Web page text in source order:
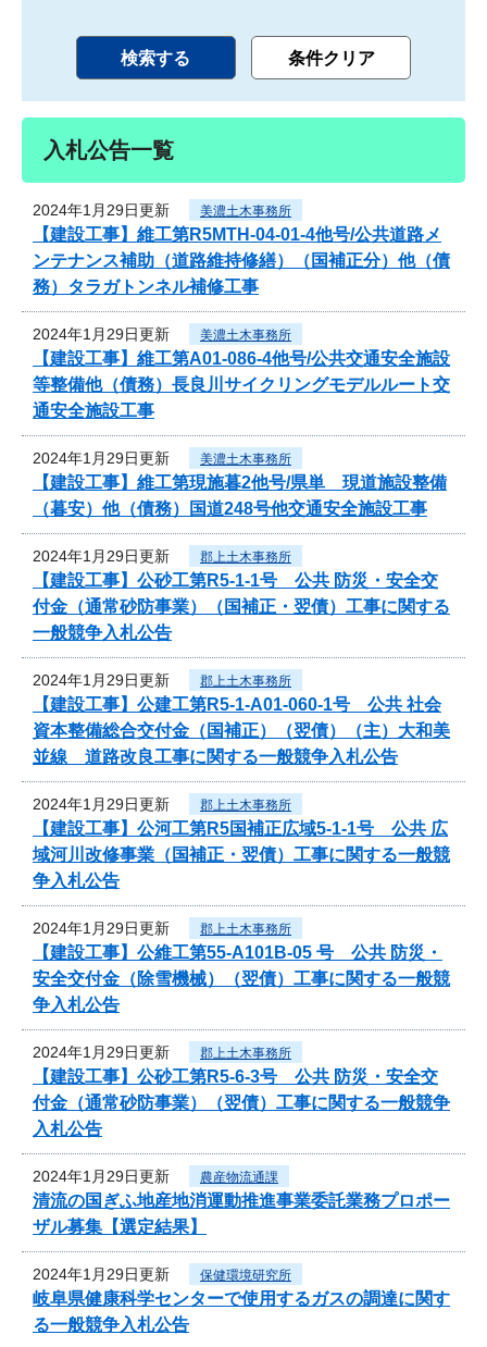
入札公告一覧
2024年1月29日更新 美濃土木事務所
【建設工事】維工第R5MTH-04-01-4他号/公共道路メ
ンテナンス補助（道路維持修繕）（国補正分）他（債
務）タラガトンネル補修工事
2024年1月29日更新 美濃土木事務所
【建設工事】維工第A01-086-4他号/公共交通安全施設
等整備他（債務）長良川サイクリングモデルルート交
通安全施設工事
2024年1月29日更新 美濃土木事務所
【建設工事】維工第現施暮2他号/県単 現道施設整備
（暮安）他（債務）国道248号他交通安全施設工事
2024年1月29日更新 郡上土木事務所
【建設工事】公砂工第R5-1-1号 公共 防災・安全交
付金（通常砂防事業）（国補正・翌債）工事に関する
一般競争入札公告
2024年1月29日更新 郡上土木事務所
【建設工事】公建工第R5-1-A01-060-1号 公共 社会
資本整備総合交付金（国補正）（翌債）（主）大和美
並線 道路改良工事に関する一般競争入札公告
2024年1月29日更新 郡上土木事務所
【建設工事】公河工第R5国補正広域5-1-1号 公共 広
域河川改修事業（国補正・翌債）工事に関する一般競
争入札公告
2024年1月29日更新 郡上土木事務所
【建設工事】公維工第55-A101B-05 号 公共 防災・
安全交付金（除雪機械）（翌債）工事に関する一般競
争入札公告
2024年1月29日更新 郡上土木事務所
【建設工事】公砂工第R5-6-3号 公共 防災・安全交
付金（通常砂防事業）（翌債）工事に関する一般競争
入札公告
2024年1月29日更新 農産物流通課
清流の国ぎふ地産地消運動推進事業委託業務プロポー
ザル募集【選定結果】
2024年1月29日更新 保健環境研究所
岐阜県健康科学センターで使用するガスの調達に関す
る一般競争入札公告